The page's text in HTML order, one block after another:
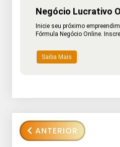
Negócio Lucrativo
Inicie seu próximo
Fórmula Negócio Online.
Saiba Mais
ANTERIOR